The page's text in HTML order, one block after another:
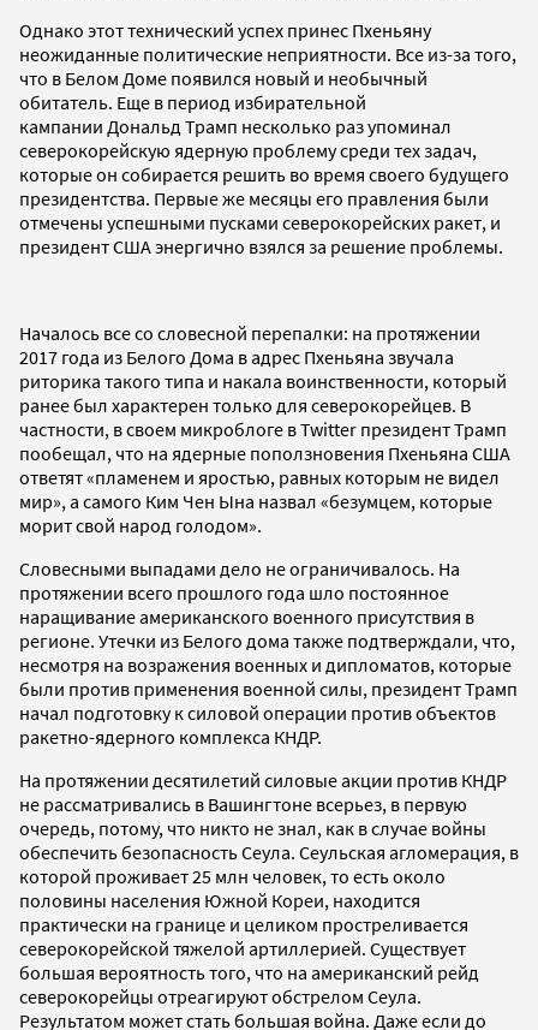
Однако этот технический успех принес Пхеньяну
неожиданные политические неприятности. Все из-за того,
что в Белом Доме появился новый и необычный
обитатель. Еще в период избирательной
кампании Дональд Трамп несколько раз упоминал
северокорейскую ядерную проблему среди тех задач,
которые он собирается решить во время своего будущего
президентства. Первые же месяцы его правления были
отмечены успешными пусками северокорейских ракет, и
президент США энергично взялся за решение проблемы.
Началось все со словесной перепалки: на протяжении
2017 года из Белого Дома в адрес Пхеньяна звучала
риторика такого типа и накала воинственности, который
ранее был характерен только для северокорейцев. В
частности, в своем микроблоге в Twitter президент Трамп
пообещал, что на ядерные поползновения Пхеньяна США
ответят «пламенем и яростью, равных которым не видел
мир», а самого Ким Чен Ына назвал «безумцем, которые
морит свой народ голодом».
Словесными выпадами дело не ограничивалось. На
протяжении всего прошлого года шло постоянное
наращивание американского военного присутствия в
регионе. Утечки из Белого дома также подтверждали, что,
несмотря на возражения военных и дипломатов, которые
были против применения военной силы, президент Трамп
начал подготовку к силовой операции против объектов
ракетно-ядерного комплекса КНДР.
На протяжении десятилетий силовые акции против КНДР
не рассматривались в Вашингтоне всерьез, в первую
очередь, потому, что никто не знал, как в случае войны
обеспечить безопасность Сеула. Сеульская агломерация, в
которой проживает 25 млн человек, то есть около
половины населения Южной Кореи, находится
практически на границе и целиком простреливается
северокорейской тяжелой артиллерией. Существует
большая вероятность того, что на американский рейд
северокорейцы отреагируют обстрелом Сеула.
Результатом может стать большая война. Даже если до